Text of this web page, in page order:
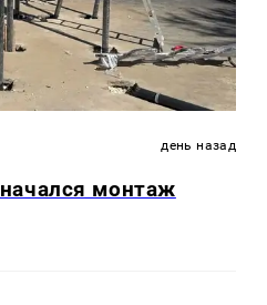
день назад
монтаж